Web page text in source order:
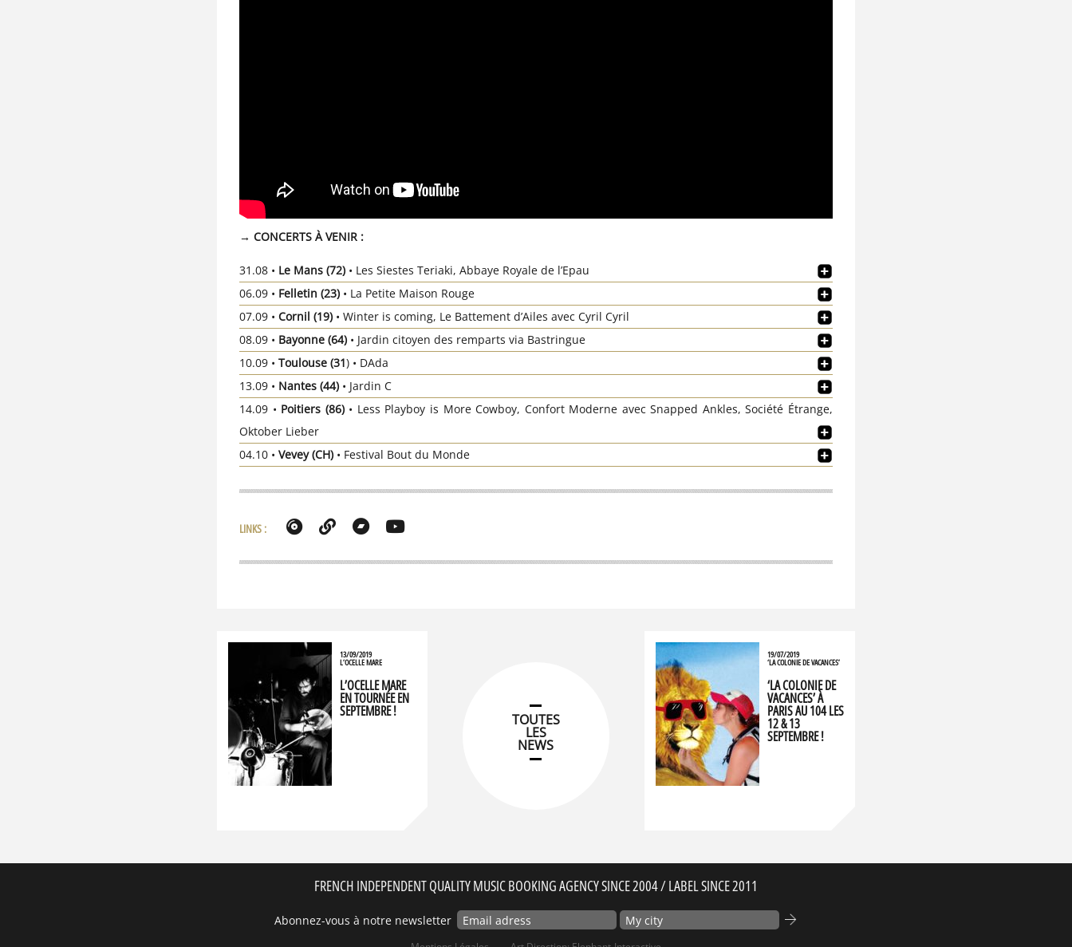
→ CONCERTS À VENIR :
31.08 • Le Mans (72) • Les Siestes Teriaki, Abbaye Royale de l’Epau
06.09 • Felletin (23) • La Petite Maison Rouge
07.09 • Cornil (19) • Winter is coming, Le Battement d’Ailes avec Cyril Cyril
08.09 • Bayonne (64) • Jardin citoyen des remparts via Bastringue
10.09 • Toulouse (31) • DAda
13.09 • Nantes (44) • Jardin C
14.09 • Poitiers (86)• Less Playboy is More Cowboy, Confort Moderne avec Snapped Ankles, Société Étrange,
Oktober Lieber
04.10 • Vevey (CH) • Festival Bout du Monde
LINKS :
13/09/2019
L’OCELLE MARE
L’OCELLE MARE
EN TOURNÉE EN
SEPTEMBRE !
TOUTES
LES
NEWS
19/07/2019
‘LA COLONIE DE VACANCES’
‘LA COLONIE DE
VACANCES’ À
PARIS AU 104 LES
12 & 13
SEPTEMBRE !
FRENCH INDEPENDENT QUALITY MUSIC BOOKING AGENCY SINCE 2004 / LABEL SINCE 2011
Abonnez-vous à notre newsletter